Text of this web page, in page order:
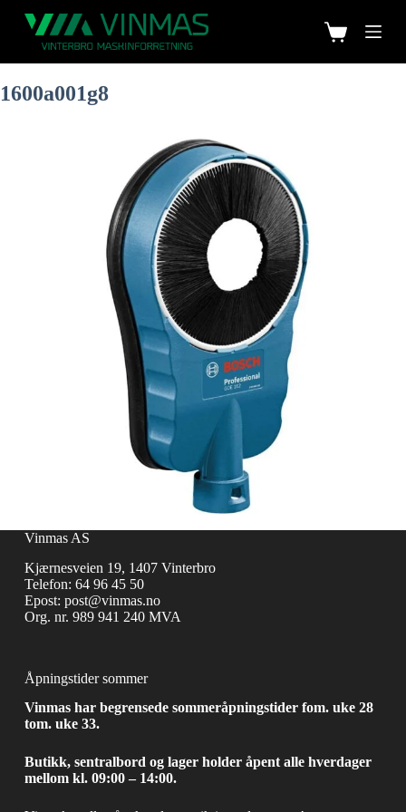
1600a001g8
Vinmas AS
Kjærnesveien 19, 1407 Vinterbro
Telefon: 64 96 45 50
Epost: post@vinmas.no
Org. nr. 989 941 240 MVA
Åpningstider sommer
Vinmas har begrensede sommeråpningstider fom. uke 28
tom. uke 33.
Butikk, sentralbord og lager holder åpent alle hverdager
mellom kl. 09:00 – 14:00.